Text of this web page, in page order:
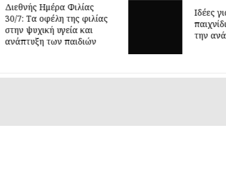
Διεθνής Ημέρα Φιλίας
30/7: Tα οφέλη της φιλίας
στην ψυχική υγεία και
ανάπτυξη των παιδιών
Ιδέες
την